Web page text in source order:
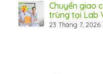
Chuyển giao
trùng tại Lab
23 Tháng 7, 2026